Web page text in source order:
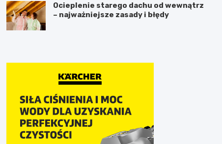
Ocieplenie starego dachu od wewnątrz
– najważniejsze zasady i błędy